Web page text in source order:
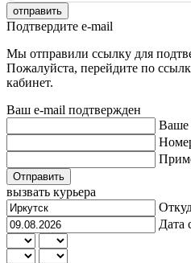
отправить
Подтвердите e-mail
Мы отправили ссылку для
Пожалуйста, перейдите по
кабинет.
Ваш e-mail подтвержден
Ваше
Отправить
вызвать курьера
Дата